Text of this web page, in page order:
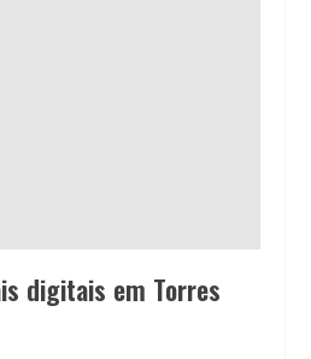
digitais em Torres